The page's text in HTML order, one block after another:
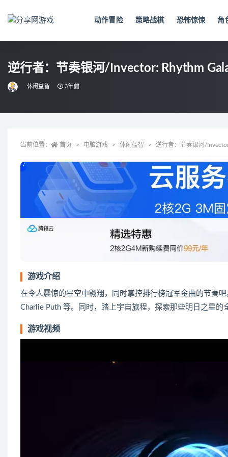
动作冒险 策略战棋 恐怖惊悚 角
逆行者：节奏银河/Invector: Rhythm
休闲益智 3年前
当前位置： 首页 电脑游戏 休闲益智 逆行者：节奏银河/
游戏介绍
在令人震惊的星空中翱翔，同时掌控排行榜冠军金曲的节奏
Charlie Puth 等。同时，踏上宇宙旅程，探索那些明日之星的
游戏视频